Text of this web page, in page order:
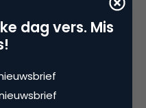
marketing vak vanuit
jaar heeft hij ervaring
dag vers. Mis